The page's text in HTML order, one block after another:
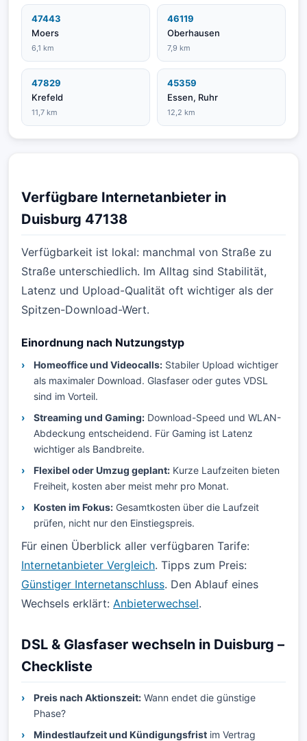
47443
Moers
6,1 km
46119
Oberhausen
7,9 km
47829
Krefeld
11,7 km
45359
Essen, Ruhr
12,2 km
Verfügbare Internetanbieter in
Duisburg 47138
Verfügbarkeit ist lokal: manchmal von Straße zu
Straße unterschiedlich. Im Alltag sind Stabilität,
Latenz und Upload-Qualität oft wichtiger als der
Spitzen-Download-Wert.
Einordnung nach Nutzungstyp
Homeoffice und Videocalls: Stabiler Upload wichtiger
als maximaler Download. Glasfaser oder gutes VDSL
sind im Vorteil.
Streaming und Gaming: Download-Speed und WLAN-
Abdeckung entscheidend. Für Gaming ist Latenz
wichtiger als Bandbreite.
Flexibel oder Umzug geplant: Kurze Laufzeiten bieten
Freiheit, kosten aber meist mehr pro Monat.
Kosten im Fokus: Gesamtkosten über die Laufzeit
prüfen, nicht nur den Einstiegspreis.
Für einen Überblick aller verfügbaren Tarife:
Internetanbieter Vergleich. Tipps zum Preis:
Günstiger Internetanschluss. Den Ablauf eines
Wechsels erklärt: Anbieterwechsel.
DSL & Glasfaser wechseln in Duisburg –
Checkliste
Preis nach Aktionszeit: Wann endet die günstige
Phase?
Mindestlaufzeit und Kündigungsfrist im Vertrag